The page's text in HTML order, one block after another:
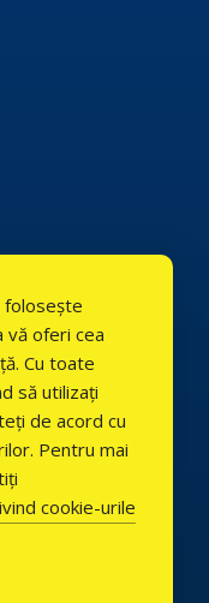
folosește
vă oferi cea
Cu toate
să utilizați
de acord cu
Pentru mai
cookie-urile